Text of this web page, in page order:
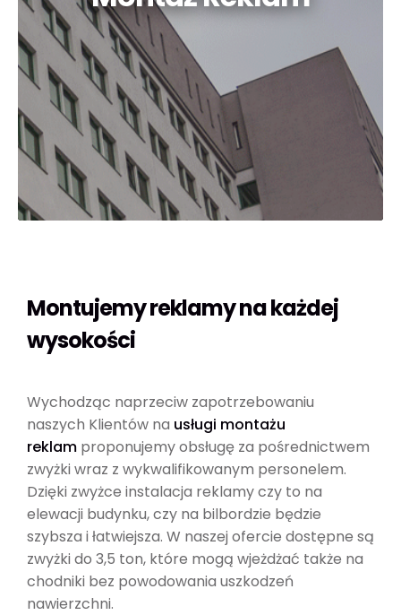
Montujemy reklamy na każdej
wysokości
Wychodząc naprzeciw zapotrzebowaniu
naszych Klientów na usługi montażu
reklam proponujemy obsługę za pośrednictwem
zwyżki wraz z wykwalifikowanym personelem.
Dzięki zwyżce instalacja reklamy czy to na
elewacji budynku, czy na bilbordzie będzie
szybsza i łatwiejsza. W naszej ofercie dostępne są
zwyżki do 3,5 ton, które mogą wjeżdżać także na
chodniki bez powodowania uszkodzeń
nawierzchni.